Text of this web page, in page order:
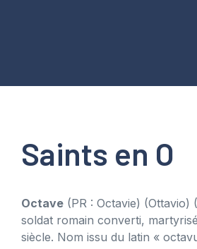
Saints en O
Octave (PR : Octavie) (Ottavio)
soldat romain converti,
siècle. Nom issu du latin «